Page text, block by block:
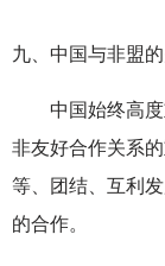
九、中国与非盟
中国始终高
非友好合作关系
等、团结、互利
的合作。